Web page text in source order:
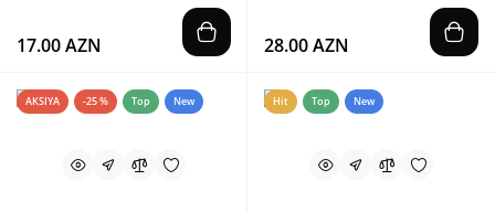
17.00 AZN 28.00 AZN
AKSIYA -25 % Top New Hit Top New